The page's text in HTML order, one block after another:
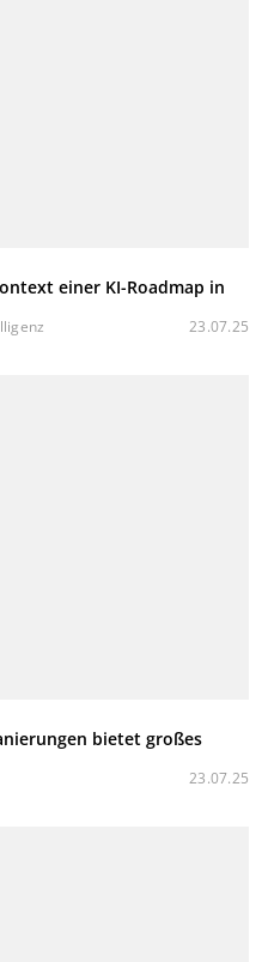
einer KI-Roadmap in
23.07.25
bietet großes
23.07.25